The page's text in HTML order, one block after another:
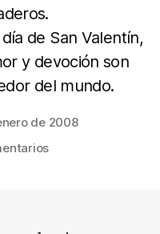
de San Valentín,
y devoción son
del mundo.
de 2008
en